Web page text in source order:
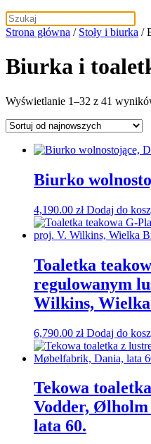
Strona główna / Stoły i biurka /
Biurka i
Wyświetlanie 1–32 z 41
Biurko
4,190.00 zł Dodaj do
Toaletka
regulowanym
Wilkins,
6,790.00 zł Dodaj do
Tekowa
Vodder,
lata 60.